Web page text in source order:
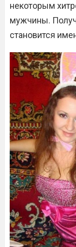
некоторым
мужчины.
становится